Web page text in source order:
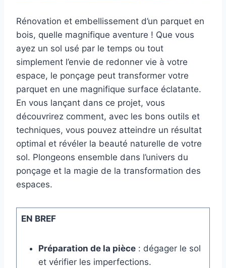
Rénovation et embellissement d’un parquet en
bois, quelle magnifique aventure ! Que vous
ayez un sol usé par le temps ou tout
simplement l’envie de redonner vie à votre
espace, le ponçage peut transformer votre
parquet en une magnifique surface éclatante.
En vous lançant dans ce projet, vous
découvrirez comment, avec les bons outils et
techniques, vous pouvez atteindre un résultat
optimal et révéler la beauté naturelle de votre
sol. Plongeons ensemble dans l’univers du
ponçage et la magie de la transformation des
espaces.
EN BREF
Préparation de la pièce: dégager le sol
et vérifier les imperfections.